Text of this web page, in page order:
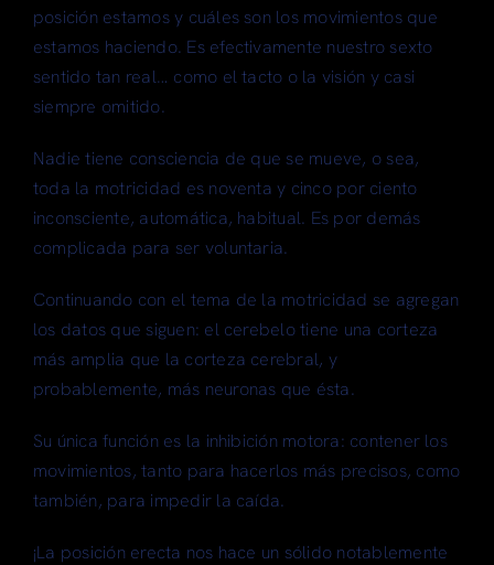
posición estamos y cuáles son los movimientos que
estamos haciendo. Es efectivamente nuestro sexto
sentido tan real… como el tacto o la visión y casi
siempre omitido.
Nadie tiene consciencia de que se mueve, o sea,
toda la motricidad es noventa y cinco por ciento
inconsciente, automática, habitual. Es por demás
complicada para ser voluntaria.
Continuando con el tema de la motricidad se agregan
los datos que siguen: el cerebelo tiene una corteza
más amplia que la corteza cerebral, y
probablemente, más neuronas que ésta.
Su única función es la inhibición motora: contener los
movimientos, tanto para hacerlos más precisos, como
también, para impedir la caída.
¡La posición erecta nos hace un sólido notablemente